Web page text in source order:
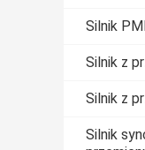
Silnik
Silnik z
Silnik z
Silnik